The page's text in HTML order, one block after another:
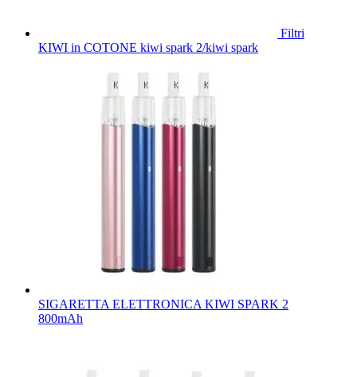
Filtri
KIWI in COTONE kiwi spark 2/kiwi spark
SIGARETTA ELETTRONICA KIWI SPARK 2
800mAh